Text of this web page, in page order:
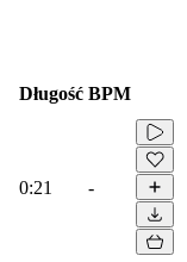
Długość BPM
0:21 -